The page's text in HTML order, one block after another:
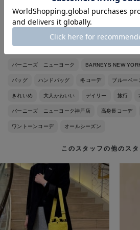
アイボリー、ライトブルーの3色展開で
てみて下さい！
バーニーズ ニューヨーク BARNEYS NEW
バッグ ハンドバッグ 冬コーデ ブルーベー
きれいめ 大人かわいい デイリー 旅行
バーニーズ ニューヨーク神戸店 高身長コーデ
ワントーンコーデ オールシーズン
このスタッフの他のスタ